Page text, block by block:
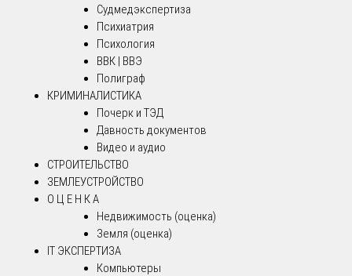
Судмедэкспертиза
Психиатрия
Психология
ВВК | ВВЭ
Полиграф
КРИМИНАЛИСТИКА
Почерк и ТЭД
Давность документов
Видео и аудио
СТРОИТЕЛЬСТВО
ЗЕМЛЕУСТРОЙСТВО
О Ц Е Н К А
Недвижимость (оценка)
Земля (оценка)
IT ЭКСПЕРТИЗА
Компьютеры